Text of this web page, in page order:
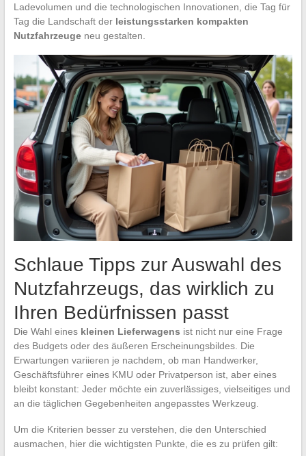
Ladevolumen und die technologischen Innovationen, die Tag für
Tag die Landschaft der leistungsstarken kompakten
Nutzfahrzeugeneu gestalten.
Schlaue Tipps zur Auswahl des
Nutzfahrzeugs, das wirklich zu
Ihren Bedürfnissen passt
Die Wahl eines kleinen Lieferwagens ist nicht nur eine Frage
des Budgets oder des äußeren Erscheinungsbildes. Die
Erwartungen variieren je nachdem, ob man Handwerker,
Geschäftsführer eines KMU oder Privatperson ist, aber eines
bleibt konstant: Jeder möchte ein zuverlässiges, vielseitiges und
an die täglichen Gegebenheiten angepasstes Werkzeug.
Um die Kriterien besser zu verstehen, die den Unterschied
ausmachen, hier die wichtigsten Punkte, die es zu prüfen gilt: